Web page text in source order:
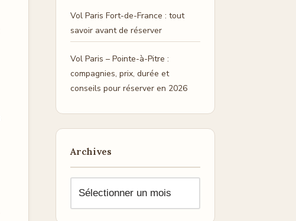
Vol Paris Fort-de-France : tout
savoir avant de réserver
Vol Paris – Pointe-à-Pitre :
compagnies, prix, durée et
conseils pour réserver en 2026
Archives